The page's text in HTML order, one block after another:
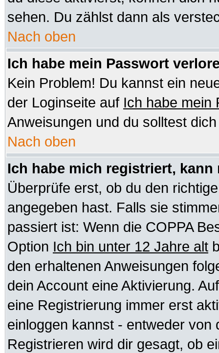
sehen. Du zählst dann als
Nach oben
Ich habe mein Passwort
Kein Problem! Du kannst ein
der Loginseite auf Ich habe mein
Anweisungen und du solltest
Nach oben
Ich habe mich registriert,
Überprüfe erst, ob du den
angegeben hast. Falls sie
passiert ist: Wenn die COPPA
Option Ich bin unter 12 Jahre alt
den erhaltenen Anweisungen
dein Account eine Aktivierung.
eine Registrierung immer erst
einloggen kannst - entweder von
Registrieren wird dir gesagt, ob